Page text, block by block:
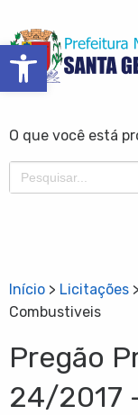
Barra de Ferramentas Aberta
O que você está
Search
for:
Início > Licitações >
Combustiveis
Pregão
24/2017